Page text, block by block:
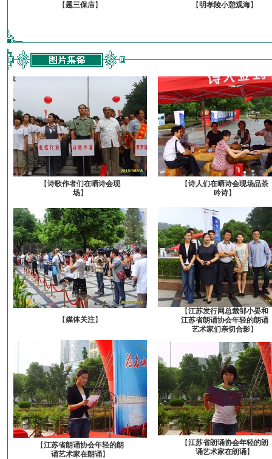
【题三保庙】 【明孝陵小憩观海】
【诗歌作者们在晒诗会现
场】
【诗人们在晒诗会现场品茶
吟诗】
【媒体关注】
【江苏发行网总裁邹小晏和
江苏省朗诵协会年轻的朗诵
艺术家们亲切合影】
【江苏省朗诵协会年轻的朗
诵艺术家在朗诵】
【江苏省朗诵协会年轻的朗
诵艺术家在朗诵】